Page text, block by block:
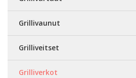
Grillivaunut
Grilliveitset
Grilliverkot